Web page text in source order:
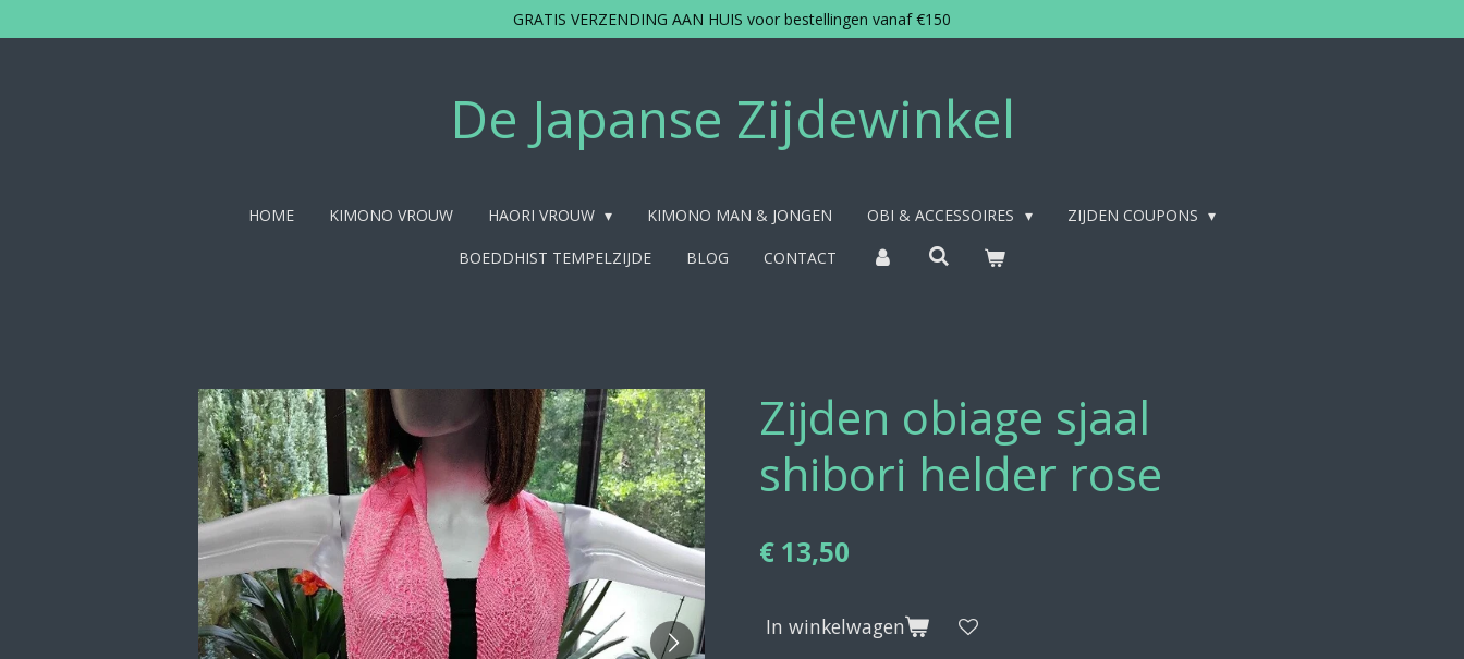
direct
GRATIS VERZENDING AAN HUIS voor bestellingen vanaf €150
De Japanse Zijdewinkel
HOME KIMONO VROUW HAORI VROUW KIMONO MAN & JONGEN OBI & ACCESSOIRES ZIJDEN COUPONS
BOEDDHIST TEMPELZIJDE BLOG CONTACT
Zijden obiage sjaal
shibori helder rose
€ 13,50
In winkelwagen